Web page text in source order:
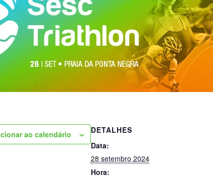
ao calendário
DETALHES
Data:
28 setembro 2024
Hora: